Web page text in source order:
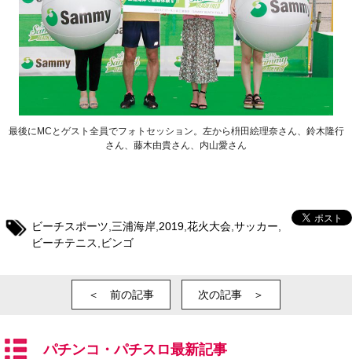
最後にMCとゲスト全員でフォトセッション。左から枡田絵理奈さん、鈴木隆行
さん、藤木由貴さん、内山愛さん
ビーチスポーツ 三浦海岸 2019 花火大会 サッカー
ビーチテニス ビンゴ
＜ 前の記事 次の記事 ＞
パチンコ・パチスロ最新記事